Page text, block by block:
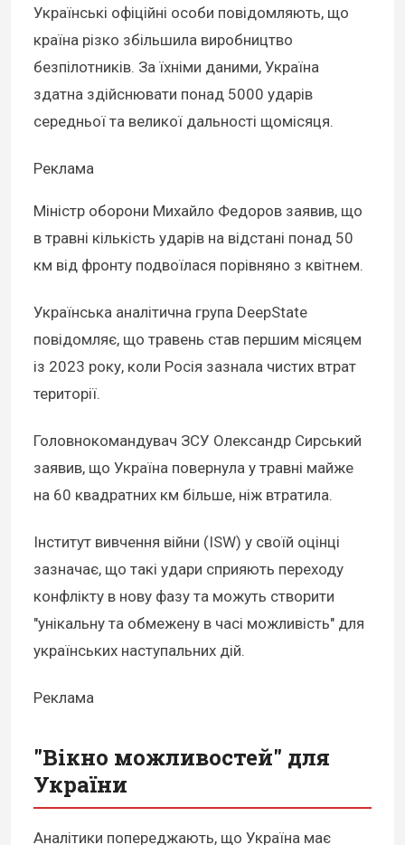
Українські офіційні особи повідомляють, що
країна різко збільшила виробництво
безпілотників. За їхніми даними, Україна
здатна здійснювати понад 5000 ударів
середньої та великої дальності щомісяця.
Реклама
Міністр оборони Михайло Федоров заявив, що
в травні кількість ударів на відстані понад 50
км від фронту подвоїлася порівняно з квітнем.
Українська аналітична група DeepState
повідомляє, що травень став першим місяцем
із 2023 року, коли Росія зазнала чистих втрат
території.
Головнокомандувач ЗСУ Олександр Сирський
заявив, що Україна повернула у травні майже
на 60 квадратних км більше, ніж втратила.
Інститут вивчення війни (ISW) у своїй оцінці
зазначає, що такі удари сприяють переходу
конфлікту в нову фазу та можуть створити
"унікальну та обмежену в часі можливість" для
українських наступальних дій.
Реклама
"Вікно можливостей" для
України
Аналітики попереджають, що Україна має